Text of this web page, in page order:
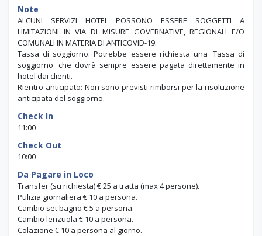
Note
ALCUNI SERVIZI HOTEL POSSONO ESSERE SOGGETTI A
LIMITAZIONI IN VIA DI MISURE GOVERNATIVE, REGIONALI E/O
COMUNALI IN MATERIA DI ANTICOVID-19.
Tassa di soggiorno: Potrebbe essere richiesta una 'Tassa di
soggiorno' che dovrà sempre essere pagata direttamente in
hotel dai clienti.
Rientro anticipato: Non sono previsti rimborsi per la risoluzione
anticipata del soggiorno.
Check In
11:00
Check Out
10:00
Da Pagare in Loco
Transfer (su richiesta) € 25 a tratta (max 4 persone).
Pulizia giornaliera € 10 a persona.
Cambio set bagno € 5 a persona.
Cambio lenzuola € 10 a persona.
Colazione € 10 a persona al giorno.